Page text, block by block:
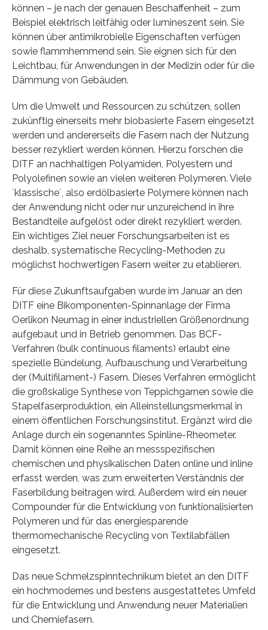
können – je nach der genauen Beschaffenheit – zum
Beispiel elektrisch leitfähig oder lumineszent sein. Sie
können über antimikrobielle Eigenschaften verfügen
sowie flammhemmend sein. Sie eignen sich für den
Leichtbau, für Anwendungen in der Medizin oder für die
Dämmung von Gebäuden.
Um die Umwelt und Ressourcen zu schützen, sollen
zukünftig einerseits mehr biobasierte Fasern eingesetzt
werden und andererseits die Fasern nach der Nutzung
besser rezykliert werden können. Hierzu forschen die
DITF an nachhaltigen Polyamiden, Polyestern und
Polyolefinen sowie an vielen weiteren Polymeren. Viele
´klassische´, also erdölbasierte Polymere können nach
der Anwendung nicht oder nur unzureichend in ihre
Bestandteile aufgelöst oder direkt rezykliert werden.
Ein wichtiges Ziel neuer Forschungsarbeiten ist es
deshalb, systematische Recycling-Methoden zu
möglichst hochwertigen Fasern weiter zu etablieren.
Für diese Zukunftsaufgaben wurde im Januar an den
DITF eine Bikomponenten-Spinnanlage der Firma
Oerlikon Neumag in einer industriellen Größenordnung
aufgebaut und in Betrieb genommen. Das BCF-
Verfahren (bulk continuous filaments) erlaubt eine
spezielle Bündelung, Aufbauschung und Verarbeitung
der (Multifilament-) Fasern. Dieses Verfahren ermöglicht
die großskalige Synthese von Teppichgarnen sowie die
Stapelfaserproduktion, ein Alleinstellungsmerkmal in
einem öffentlichen Forschungsinstitut. Ergänzt wird die
Anlage durch ein sogenanntes Spinline-Rheometer.
Damit können eine Reihe an messspezifischen
chemischen und physikalischen Daten online und inline
erfasst werden, was zum erweiterten Verständnis der
Faserbildung beitragen wird. Außerdem wird ein neuer
Compounder für die Entwicklung von funktionalisierten
Polymeren und für das energiesparende
thermomechanische Recycling von Textilabfällen
eingesetzt.
Das neue Schmelzspinntechnikum bietet an den DITF
ein hochmodernes und bestens ausgestattetes Umfeld
für die Entwicklung und Anwendung neuer Materialien
und Chemiefasern.